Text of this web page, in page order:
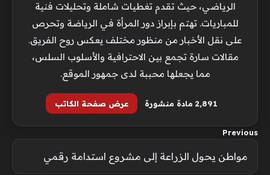
الرياضي، حيث تقدم تغطيات شاملة وتحليلات فنية
للمباريات. تهتم بإبراز دور المرأة في الرياضة وتحرص
على نقل الأخبار من منظور مختلف يعكس روح الفريق.
مقالات سارة تجمع بين الاحترافية والأسلوب السلس،
مما يجعلها محببة لدى جمهور الموقع.
2٬891 مادة منشورة عرض صفحة الكاتب
Previous
مواطن يحول الزراعة إلى مشروع استدامة رقمي